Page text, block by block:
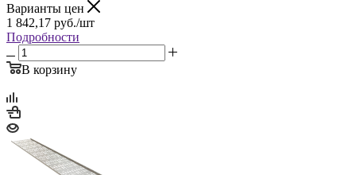
Варианты цен
1 842,17 руб./шт
Подробности
В корзину